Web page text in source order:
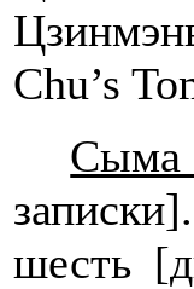
Chu’s
Сыма
шесть